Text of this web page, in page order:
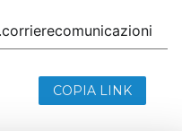
COPIA LINK